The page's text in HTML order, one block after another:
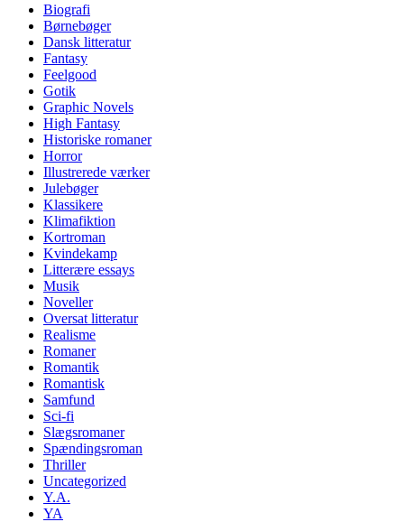
Biografi
Børnebøger
Dansk litteratur
Fantasy
Feelgood
Gotik
Graphic Novels
High Fantasy
Historiske romaner
Horror
Illustrerede værker
Julebøger
Klassikere
Klimafiktion
Kortroman
Kvindekamp
Litterære essays
Musik
Noveller
Oversat litteratur
Realisme
Romaner
Romantik
Romantisk
Samfund
Sci-fi
Slægsromaner
Spændingsroman
Thriller
Uncategorized
Y.A.
YA